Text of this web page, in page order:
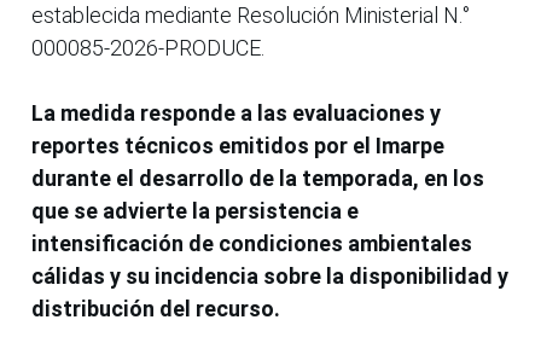
establecida mediante Resolución Ministerial N.°
000085-2026-PRODUCE.
La medida responde a las evaluaciones y
reportes técnicos emitidos por el Imarpe
durante el desarrollo de la temporada, en los
que se advierte la persistencia e
intensificación de condiciones ambientales
cálidas y su incidencia sobre la disponibilidad y
distribución del recurso.